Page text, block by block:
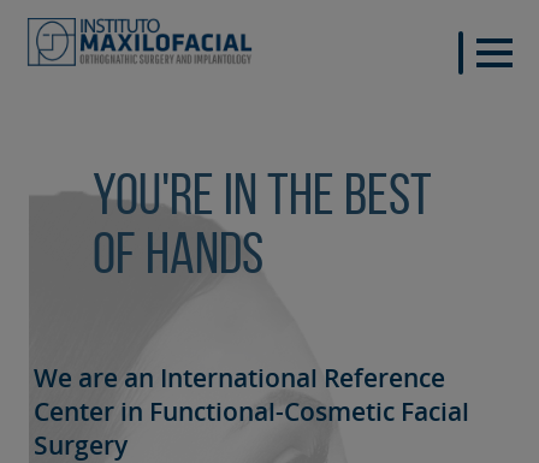
You're in the best
of hands
We are an International Reference
Center in Functional-Cosmetic Facial
Surgery